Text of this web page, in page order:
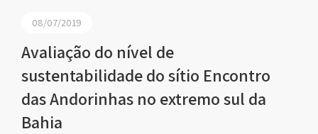
08/07/2019
Avaliação do nível de
sustentabilidade do sítio Encontro
das Andorinhas no extremo sul da
Bahia